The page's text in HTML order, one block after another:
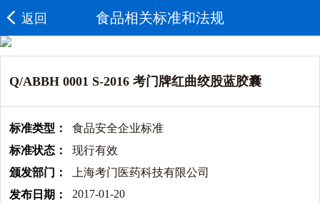
返回 食品相关标准和法规
Q/ABBH 0001 S-2016 考门牌红曲绞股蓝胶囊
标准类型：
食品安全企业标准
标准状态：
现行有效
颁发部门：
上海考门医药科技有限公司
发布日期：
2017-01-20